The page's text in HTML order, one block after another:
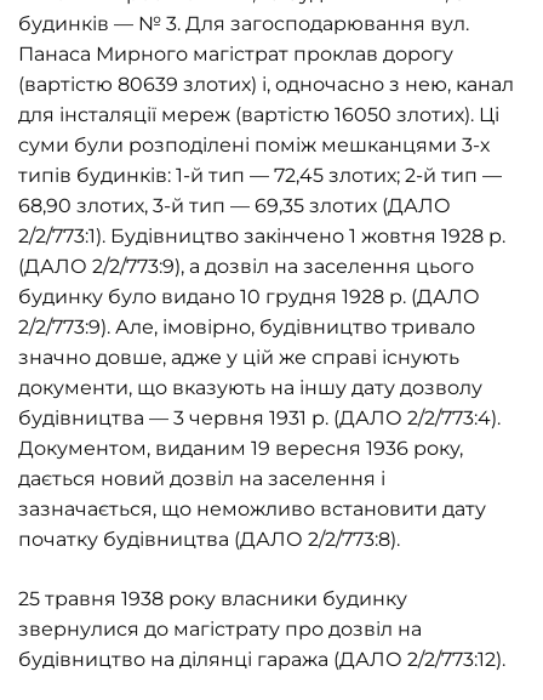
будинків — № 3. Для загосподарювання вул.
Панаса Мирного магістрат проклав дорогу
(вартістю 80639 злотих) і, одночасно з нею, канал
для інсталяції мереж (вартістю 16050 злотих). Ці
суми були розподілені поміж мешканцями 3-х
типів будинків: 1-й тип — 72,45 злотих; 2-й тип —
68,90 злотих, 3-й тип — 69,35 злотих (ДАЛО
2/2/773:1). Будівництво закінчено 1 жовтня 1928 р.
(ДАЛО 2/2/773:9), а дозвіл на заселення цього
будинку було видано 10 грудня 1928 р. (ДАЛО
2/2/773:9). Але, імовірно, будівництво тривало
значно довше, адже у цій же справі існують
документи, що вказують на іншу дату дозволу
будівництва — 3 червня 1931 р. (ДАЛО 2/2/773:4).
Документом, виданим 19 вересня 1936 року,
дається новий дозвіл на заселення і
зазначається, що неможливо встановити дату
початку будівництва (ДАЛО 2/2/773:8).
25 травня 1938 року власники будинку
звернулися до магістрату про дозвіл на
будівництво на ділянці гаража (ДАЛО 2/2/773:12).